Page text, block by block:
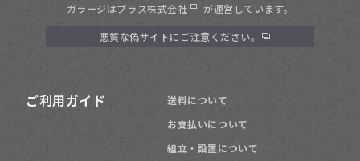
ガラージはプラス株式会社 が運営しています。
悪質な偽サイトにご注意ください。
ご利用ガイド
送料について
お支払いについて
組立・設置について